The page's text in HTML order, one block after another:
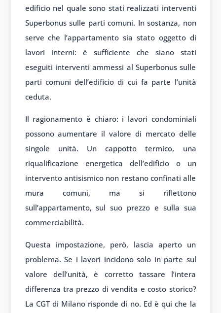
edificio nel quale sono stati realizzati interventi
Superbonus sulle parti comuni. In sostanza, non
serve che l’appartamento sia stato oggetto di
lavori interni: è sufficiente che siano stati
eseguiti interventi ammessi al Superbonus sulle
parti comuni dell’edificio di cui fa parte l’unità
ceduta.
Il ragionamento è chiaro: i lavori condominiali
possono aumentare il valore di mercato delle
singole unità. Un cappotto termico, una
riqualificazione energetica dell’edificio o un
intervento antisismico non restano confinati alle
mura comuni, ma si riflettono
sull’appartamento, sul suo prezzo e sulla sua
commerciabilità.
Questa impostazione, però, lascia aperto un
problema. Se i lavori incidono solo in parte sul
valore dell’unità, è corretto tassare l’intera
differenza tra prezzo di vendita e costo storico?
La CGT di Milano risponde di no. Ed è qui che la